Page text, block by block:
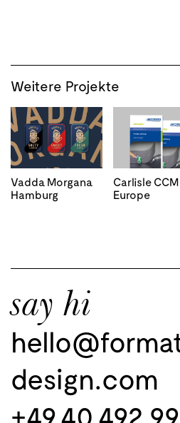
Weitere Projekte
Vadda Morgana
Hamburg
Carlisle CCM
Europe
say hi
design.com
+49 40 492